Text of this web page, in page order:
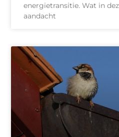
energietransitie. Wat in
aandacht